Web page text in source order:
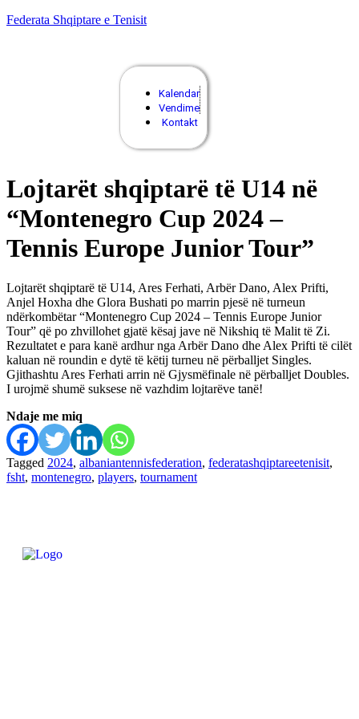
Federata Shqiptare e Tenisit
Kalendar
Vendime
Kontakt
Lojtarët shqiptarë të U14 në
“Montenegro Cup 2024 –
Tennis Europe Junior Tour”
Lojtarët shqiptarë të U14, Ares Ferhati, Arbër Dano, Alex Prifti,
Anjel Hoxha dhe Glora Bushati po marrin pjesë në turneun
ndërkombëtar “Montenegro Cup 2024 – Tennis Europe Junior
Tour” që po zhvillohet gjatë kësaj jave në Nikshiq të Malit të Zi.
Rezultatet e para kanë ardhur nga Arbër Dano dhe Alex Prifti të cilët
kaluan në roundin e dytë të këtij turneu në përballjet Singles.
Gjithashtu Ares Ferhati arrin në Gjysmëfinale në përballjet Doubles.
I urojmë shumë suksese në vazhdim lojtarëve tanë!
Ndaje me miq
Tagged 2024, albaniantennisfederation, federatashqiptareetenisit,
fsht, montenegro, players, tournament